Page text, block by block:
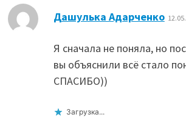
Дашулька Адарченко:
Я сначала не поняла, но
вы объяснили всё стало
СПАСИБО))
Загрузка...